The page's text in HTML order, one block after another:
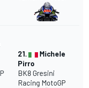
21.
Michele
Pirro
BK8 Gresini
Racing MotoGP